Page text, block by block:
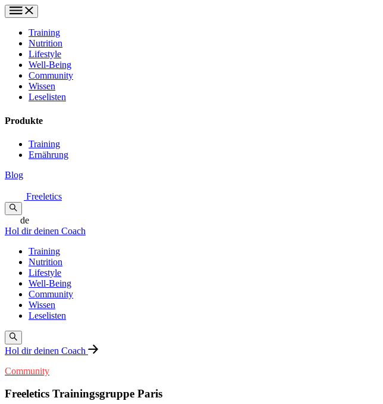
Training
Nutrition
Lifestyle
Well-Being
Community
Wissen
Leselisten
Produkte
Training
Ernährung
Blog
Freeletics
de
Hol dir deinen Coach
Training
Nutrition
Lifestyle
Well-Being
Community
Wissen
Leselisten
Hol dir deinen Coach
Community
Freeletics Trainingsgruppe Paris